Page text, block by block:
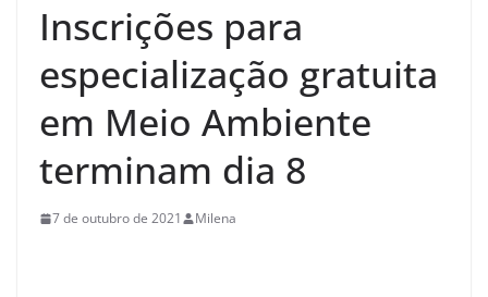
Inscrições para
especialização gratuita
em Meio Ambiente
terminam dia 8
7 de outubro de 2021 Milena